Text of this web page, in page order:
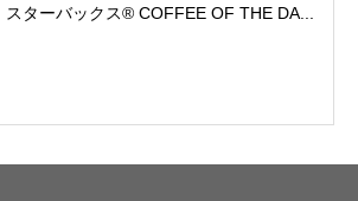
スターバックス® COFFEE OF THE DA...